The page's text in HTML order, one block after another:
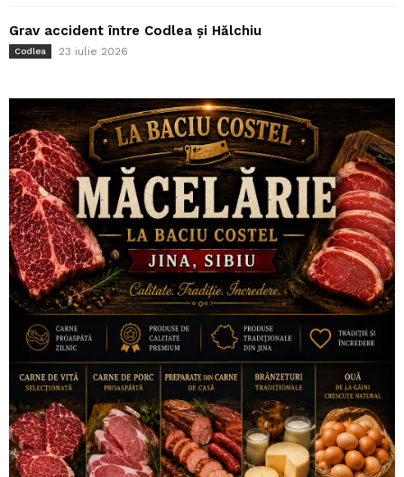
Grav accident între Codlea și Hălchiu
Codlea 23 iulie 2026